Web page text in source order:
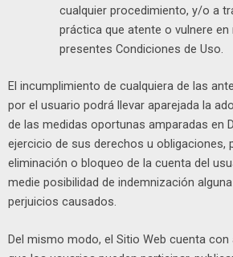
cualquier procedimiento, y/o a
práctica que atente o vulnere
presentes Condiciones de Uso.
El incumplimiento de cualquiera de las
por el usuario podrá llevar aparejada la
de las medidas oportunas amparadas en
ejercicio de sus derechos u obligaciones,
eliminación o bloqueo de la cuenta del
medie posibilidad de indemnización
perjuicios causados.
Del mismo modo, el Sitio Web cuenta